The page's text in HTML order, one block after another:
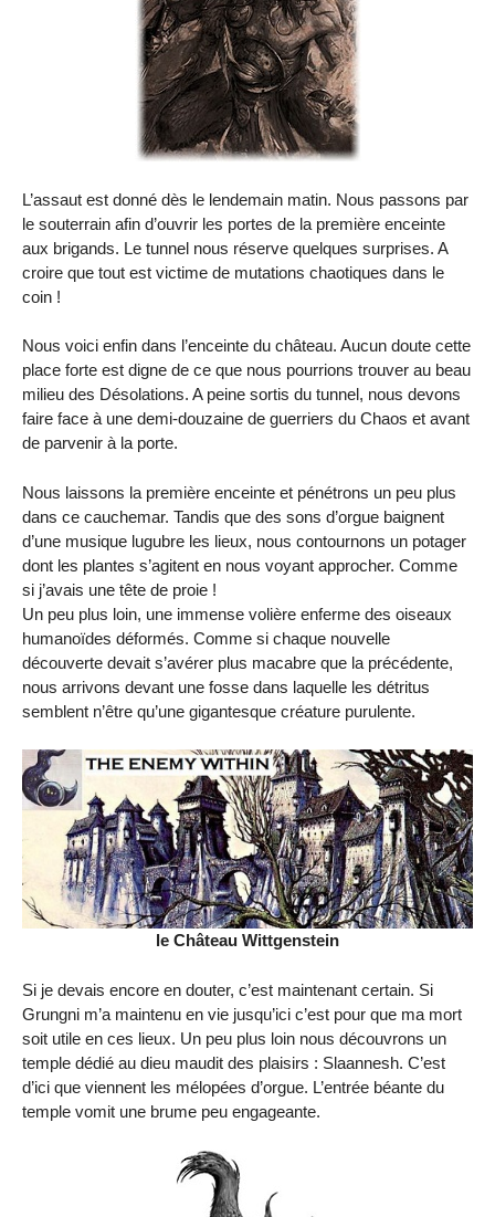
L’assaut est donné dès le lendemain matin. Nous passons par
le souterrain afin d’ouvrir les portes de la première enceinte
aux brigands. Le tunnel nous réserve quelques surprises. A
croire que tout est victime de mutations chaotiques dans le
coin !
Nous voici enfin dans l’enceinte du château. Aucun doute cette
place forte est digne de ce que nous pourrions trouver au beau
milieu des Désolations. A peine sortis du tunnel, nous devons
faire face à une demi-douzaine de guerriers du Chaos et avant
de parvenir à la porte.
Nous laissons la première enceinte et pénétrons un peu plus
dans ce cauchemar. Tandis que des sons d’orgue baignent
d’une musique lugubre les lieux, nous contournons un potager
dont les plantes s’agitent en nous voyant approcher. Comme
si j’avais une tête de proie !
Un peu plus loin, une immense volière enferme des oiseaux
humanoïdes déformés. Comme si chaque nouvelle
découverte devait s’avérer plus macabre que la précédente,
nous arrivons devant une fosse dans laquelle les détritus
semblent n’être qu’une gigantesque créature purulente.
le Château Wittgenstein
Si je devais encore en douter, c’est maintenant certain. Si
Grungni m’a maintenu en vie jusqu’ici c’est pour que ma mort
soit utile en ces lieux. Un peu plus loin nous découvrons un
temple dédié au dieu maudit des plaisirs : Slaannesh. C’est
d’ici que viennent les mélopées d’orgue. L’entrée béante du
temple vomit une brume peu engageante.